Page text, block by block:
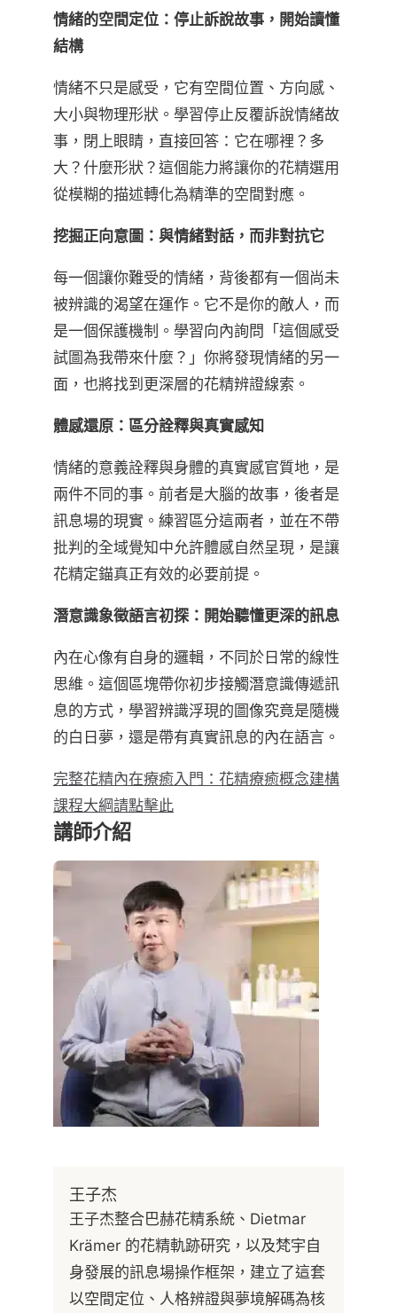
情緒的空間定位：停止訴說故事，開始讀懂
結構
情緒不只是感受，它有空間位置、方向感、
大小與物理形狀。學習停止反覆訴說情緒故
事，閉上眼睛，直接回答：它在哪裡？多
大？什麼形狀？這個能力將讓你的花精選用
從模糊的描述轉化為精準的空間對應。
挖掘正向意圖：與情緒對話，而非對抗它
每一個讓你難受的情緒，背後都有一個尚未
被辨識的渴望在運作。它不是你的敵人，而
是一個保護機制。學習向內詢問「這個感受
試圖為我帶來什麼？」你將發現情緒的另一
面，也將找到更深層的花精辨證線索。
體感還原：區分詮釋與真實感知
情緒的意義詮釋與身體的真實感官質地，是
兩件不同的事。前者是大腦的故事，後者是
訊息場的現實。練習區分這兩者，並在不帶
批判的全域覺知中允許體感自然呈現，是讓
花精定錨真正有效的必要前提。
潛意識象徵語言初探：開始聽懂更深的訊息
內在心像有自身的邏輯，不同於日常的線性
思維。這個區塊帶你初步接觸潛意識傳遞訊
息的方式，學習辨識浮現的圖像究竟是隨機
的白日夢，還是帶有真實訊息的內在語言。
完整花精內在療癒入門：花精療癒概念建構
課程大綱請點擊此
講師介紹
王子杰
王子杰整合巴赫花精系統、Dietmar
Krämer 的花精軌跡研究，以及梵宇自
身發展的訊息場操作框架，建立了這套
以空間定位、人格辨證與夢境解碼為核